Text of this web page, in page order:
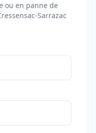
ou en panne de
Sarrazac